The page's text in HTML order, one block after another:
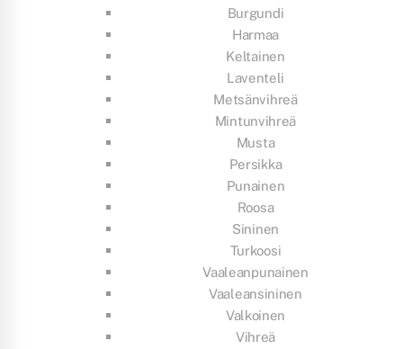
Burgundi
Harmaa
Keltainen
Laventeli
Metsänvihreä
Mintunvihreä
Musta
Persikka
Punainen
Roosa
Sininen
Turkoosi
Vaaleanpunainen
Vaaleansininen
Valkoinen
Vihreä